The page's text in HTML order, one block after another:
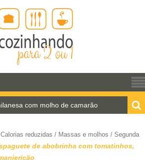
molho de camarão
Calorias reduzidas / Massas e molhos / Segunda
de abobrinha com tomatinhos,